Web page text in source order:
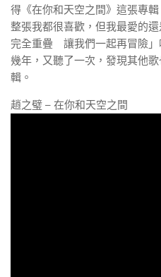
得《在你和天空之間》這張專
整張我都很喜歡，但我最愛的
完全重疊 讓我們一起再冒險」
幾年，又聽了一次，發現其他
輯。
趙之璧 – 在你和天空之間